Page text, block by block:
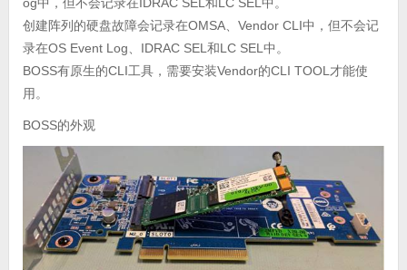
og中，但不会记录在IDRAC SEL和LC SEL中。
创建阵列的硬盘故障会记录在OMSA、Vendor CLI中，但不会记
录在OS Event Log、IDRAC SEL和LC SEL中。
BOSS有原生的CLI工具，需要安装Vendor的CLI TOOL才能使
用。
BOSS的外观